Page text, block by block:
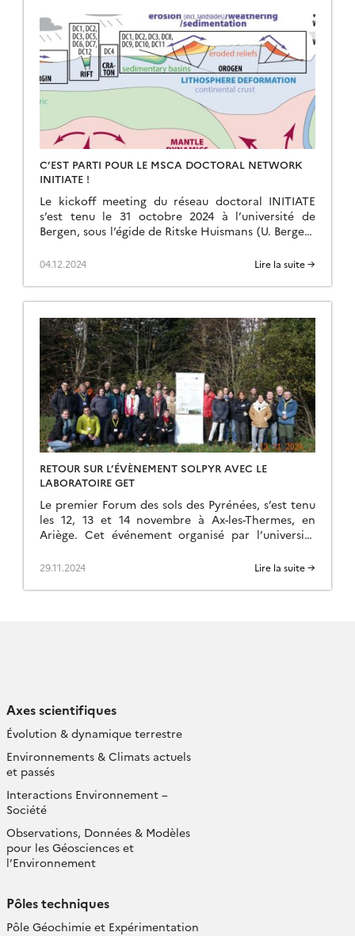
C’EST PARTI POUR LE MSCA DOCTORAL NETWORK
INITIATE !
Le kickoff meeting du réseau doctoral INITIATE
s’est tenu le 31 octobre 2024 à l’université de
Bergen, sous l’égide de Ritske Huismans (U. Bergen)
04.12.2024 Lire la suite →
RETOUR SUR L’ÉVÈNEMENT SOLPYR AVEC LE
LABORATOIRE GET
Le premier Forum des sols des Pyrénées, s’est tenu
les 12, 13 et 14 novembre à Ax-les-Thermes, en
Ariège. Cet événement organisé par l’université
29.11.2024 Lire la suite →
Axes scientifiques
Évolution & dynamique terrestre
Environnements & Climats actuels
et passés
Interactions Environnement –
Société
Observations, Données & Modèles
pour les Géosciences et
l’Environnement
Pôles techniques
Pôle Géochimie et Expérimentation